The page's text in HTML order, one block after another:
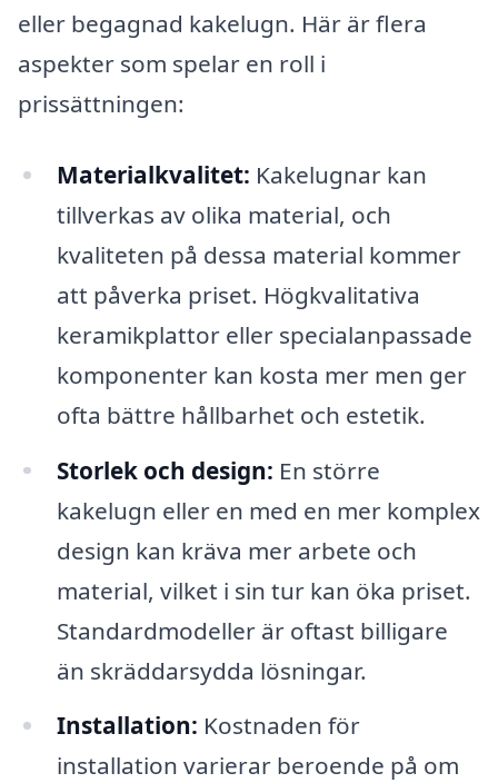
eller begagnad kakelugn. Här är flera
aspekter som spelar en roll i
prissättningen:
Materialkvalitet: Kakelugnar kan
tillverkas av olika material, och
kvaliteten på dessa material kommer
att påverka priset. Högkvalitativa
keramikplattor eller specialanpassade
komponenter kan kosta mer men ger
ofta bättre hållbarhet och estetik.
Storlek och design: En större
kakelugn eller en med en mer komplex
design kan kräva mer arbete och
material, vilket i sin tur kan öka priset.
Standardmodeller är oftast billigare
än skräddarsydda lösningar.
Installation: Kostnaden för
installation varierar beroende på om